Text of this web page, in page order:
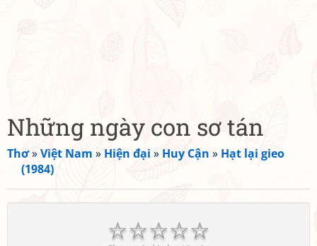
Những ngày con sơ tán
Thơ»Việt Nam » Hiện đại » Huy Cận » Hạt lại gieo
(1984)
☆
☆
☆
☆
☆